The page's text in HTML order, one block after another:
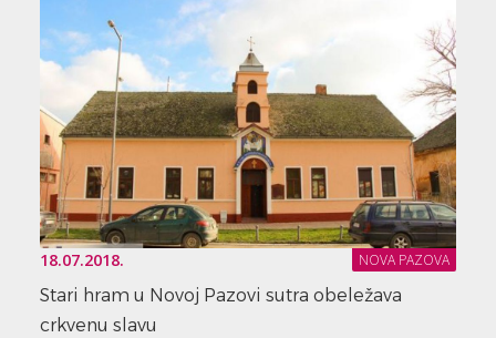
18.07.2018. NOVA PAZOVA
Stari hram u Novoj Pazovi sutra obeležava
crkvenu slavu